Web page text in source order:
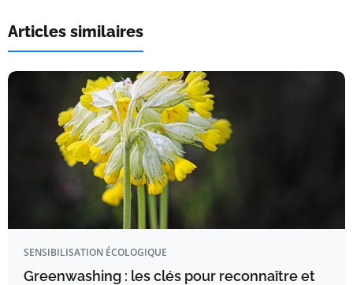
Articles similaires
SENSIBILISATION ÉCOLOGIQUE
Greenwashing : les clés pour reconnaître et